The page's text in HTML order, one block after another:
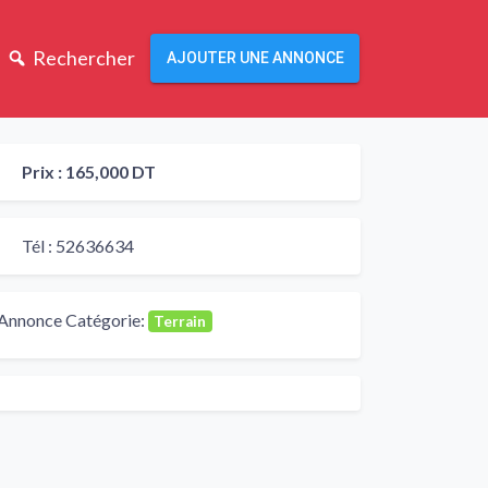
Rechercher AJOUTER UNE ANNONCE
Prix : 165,000 DT
Tél : 52636634
Catégorie: Terrain